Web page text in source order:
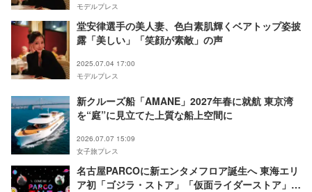
モデルプレス
堂安律選手の美人妻、色白素肌輝くベアトップ姿披
露「美しい」「笑顔が素敵」の声
2025.07.04 17:00
モデルプレス
新クルーズ船「AMANE」2027年春に就航 東京湾
を“庭”に見立てた上質な船上空間に
2026.07.07 15:09
女子旅プレス
名古屋PARCOに新エンタメフロア誕生へ 東海エリ
ア初「ゴジラ・ストア」「仮面ライダーストア」な